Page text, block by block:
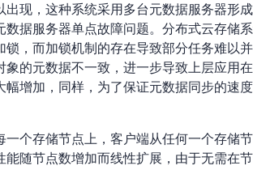
现，这种系统采用多台元数据服务器形
据服务器单点故障问题。分布式云存储
，而加锁机制的存在导致部分任务难以
的元数据不一致，进一步导致上层应用
增加，同样，为了保证元数据同步的速
个存储节点上，客户端从任何一个存储
随节点数增加而线性扩展，由于无需在